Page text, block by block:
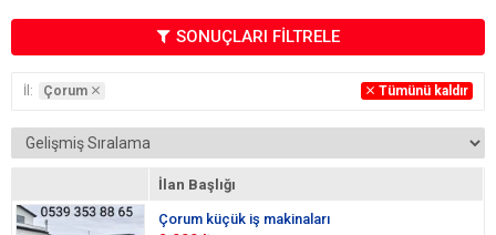
SONUÇLARI FİLTRELE
İl: Çorum Tümünü kaldır
İlan Başlığı
Çorum küçük iş makinaları